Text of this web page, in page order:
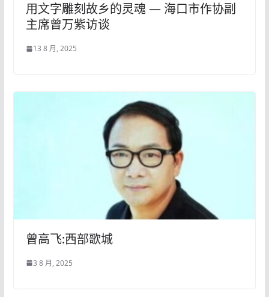
用文字雕刻故乡的灵魂 — 海口市作协副
主席曾万紫访谈
13 8 月, 2025
曾高飞:西部歌城
3 8 月, 2025